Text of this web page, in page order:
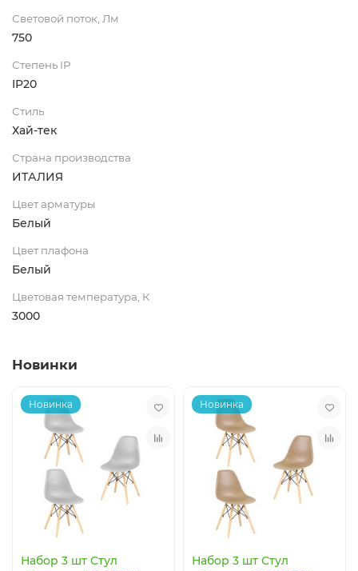
Световой поток, Лм
750
Степень IP
IP20
Стиль
Хай-тек
Страна производства
ИТАЛИЯ
Цвет арматуры
Белый
Цвет плафона
Белый
Цветовая температура, К
3000
Новинки
Новинка
Набор 3 шт Стул
Новинка
Набор 3 шт Стул